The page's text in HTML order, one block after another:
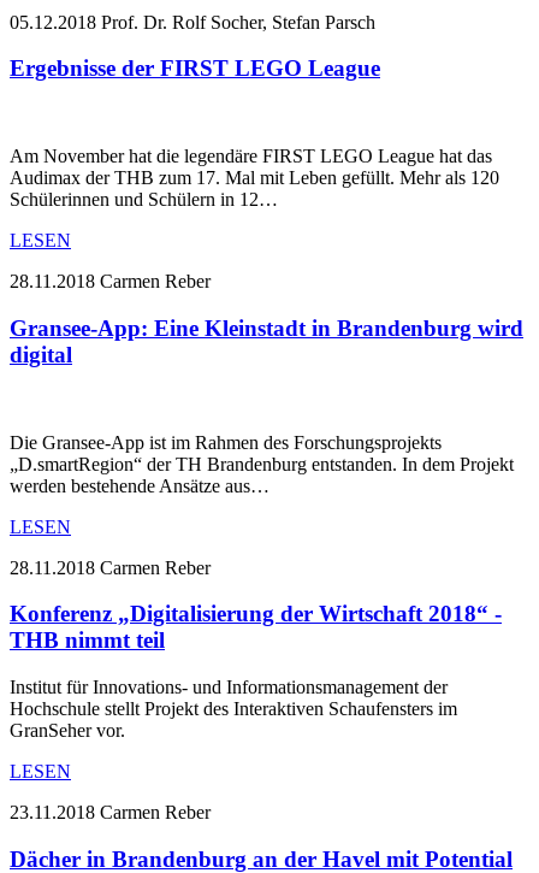
05.12.2018 Prof. Dr. Rolf Socher, Stefan Parsch
Ergebnisse der FIRST LEGO League
Am November hat die legendäre FIRST LEGO League hat das
Audimax der THB zum 17. Mal mit Leben gefüllt. Mehr als 120
Schülerinnen und Schülern in 12…
LESEN
28.11.2018 Carmen Reber
Gransee-App: Eine Kleinstadt in Brandenburg wird
digital
Die Gransee-App ist im Rahmen des Forschungsprojekts
„D.smartRegion“ der TH Brandenburg entstanden. In dem Projekt
werden bestehende Ansätze aus…
LESEN
28.11.2018 Carmen Reber
Konferenz „Digitalisierung der Wirtschaft 2018“ -
THB nimmt teil
Institut für Innovations- und Informationsmanagement der
Hochschule stellt Projekt des Interaktiven Schaufensters im
GranSeher vor.
LESEN
23.11.2018 Carmen Reber
Dächer in Brandenburg an der Havel mit Potential